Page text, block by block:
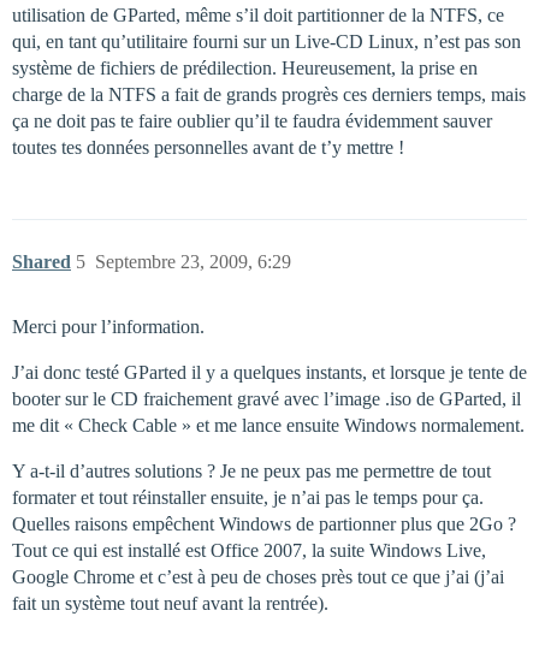
utilisation de GParted, même s’il doit partitionner de la NTFS, ce
qui, en tant qu’utilitaire fourni sur un Live-CD Linux, n’est pas son
système de fichiers de prédilection. Heureusement, la prise en
charge de la NTFS a fait de grands progrès ces derniers temps, mais
ça ne doit pas te faire oublier qu’il te faudra évidemment sauver
toutes tes données personnelles avant de t’y mettre !
Shared Septembre 23, 2009, 6:29
5
Merci pour l’information.
J’ai donc testé GParted il y a quelques instants, et lorsque je tente de
booter sur le CD fraichement gravé avec l’image .iso de GParted, il
me dit « Check Cable » et me lance ensuite Windows normalement.
Y a-t-il d’autres solutions ? Je ne peux pas me permettre de tout
formater et tout réinstaller ensuite, je n’ai pas le temps pour ça.
Quelles raisons empêchent Windows de partionner plus que 2Go ?
Tout ce qui est installé est Office 2007, la suite Windows Live,
Google Chrome et c’est à peu de choses près tout ce que j’ai (j’ai
fait un système tout neuf avant la rentrée).